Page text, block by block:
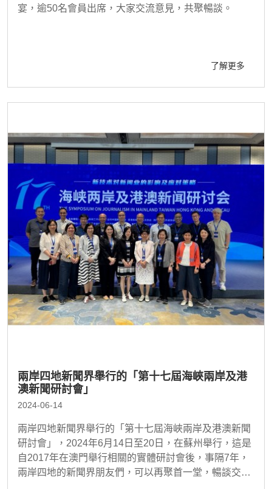
宴，逾50名會員出席，大家交流意見，共聚暢談。
了解更多
兩岸四地新聞界舉行的「第十七屆海峽兩岸及港
澳新聞研討會」
2024-06-14
兩岸四地新聞界舉行的「第十七屆海峽兩岸及港澳新聞
研討會」，2024年6月14日至20日，在蘇州舉行，這是
自2017年在澳門舉行相關的實體研討會後，事隔7年，
兩岸四地的新聞界朋友們，可以再聚首一堂，暢談交